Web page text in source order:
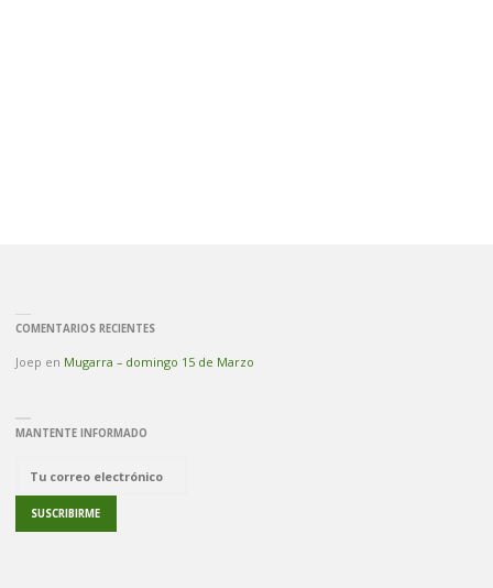
COMENTARIOS RECIENTES
Joep en Mugarra – domingo 15 de Marzo
MANTENTE INFORMADO